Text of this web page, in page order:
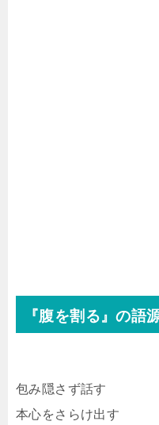
『腹を割る』の語
包み隠さず話す
本心をさらけ出す